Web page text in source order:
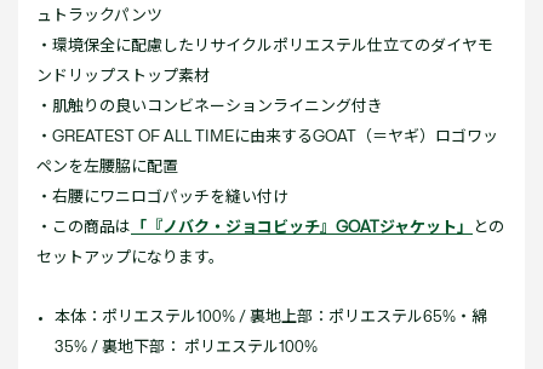
ュトラックパンツ
・環境保全に配慮したリサイクルポリエステル仕立てのダイヤモ
ンドリップストップ素材
・肌触りの良いコンビネーションライニング付き
・GREATEST OF ALL TIMEに由来するGOAT（＝ヤギ）ロゴワッ
ペンを左腰脇に配置
・右腰にワニロゴパッチを縫い付け
・この商品は 「『ノバク・ジョコビッチ』GOATジャケット」 との
セットアップになります。
本体：ポリエステル100% / 裏地上部：ポリエステル65%・綿
35% / 裏地下部： ポリエステル100%